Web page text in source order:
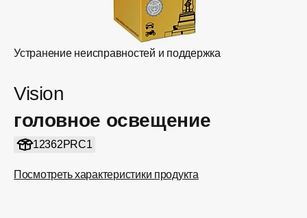
Устранение неисправностей и поддержка
Vision
головное освещение
12362PRC1
Посмотреть характеристики продукта